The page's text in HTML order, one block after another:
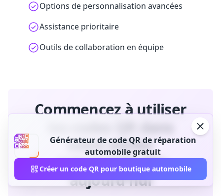
Options de personnalisation avancées
Assistance prioritaire
Outils de collaboration en équipe
Commencez à utiliser
votre atelier
automobile dès
aujourd'hui
Générateur de code QR de réparation
automobile gratuit
Créer un code QR pour boutique automobile